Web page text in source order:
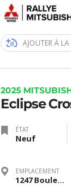
AJOUTER À
2025
Eclipse
ÉTAT
Neuf
EMPLACEMENT
1247 Boulevard Saint-Joseph, Gatineau, Québec J8Z 3J6